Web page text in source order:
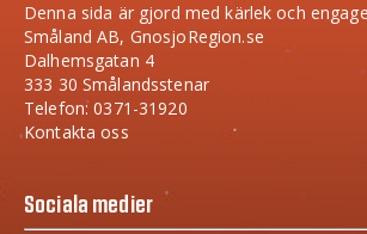
Denna sida är gjord med kärlek och
Småland AB, GnosjoRegion.se
Dalhemsgatan 4
333 30 Smålandsstenar
Telefon: 0371-31920
Kontakta oss
Sociala medier